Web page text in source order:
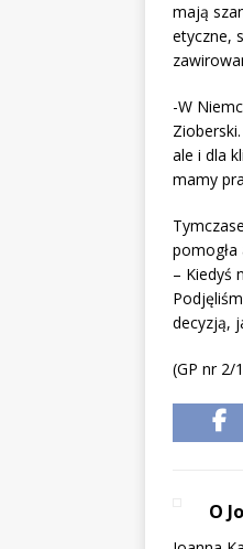
mają
etyczne,
-W
ale i dla
mamy
– Kiedyś
decyzją,
(GP nr 2/
O